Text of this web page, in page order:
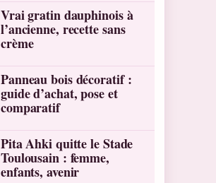
Vrai gratin dauphinois à
l’ancienne, recette sans
crème
Panneau bois décoratif :
guide d’achat, pose et
comparatif
Pita Ahki quitte le Stade
Toulousain : femme,
enfants, avenir